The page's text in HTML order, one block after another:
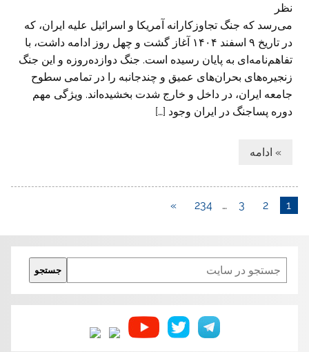
نظر
می‌رسد که جنگ تجاوزکارانه آمریکا و اسرائیل علیه ایران، که
در تاریخ ۹ اسفند ۱۴۰۴ آغاز گشت و چهل روز ادامه داشت، با
تفاهم‌نامه‌ای به پایان رسیده است. جنگ دوازده‌روزه و این جنگ
زنجیره‌های بحران‌های عمیق و چندجانبه را در تمامی سطوح
جامعه ایران، در داخل و خارج شدت بخشیده‌اند. ویژگی مهم
دوره پساجنگ در ایران وجود […]
» ادامه
1
2
3
…
234
»
Search
جستجو